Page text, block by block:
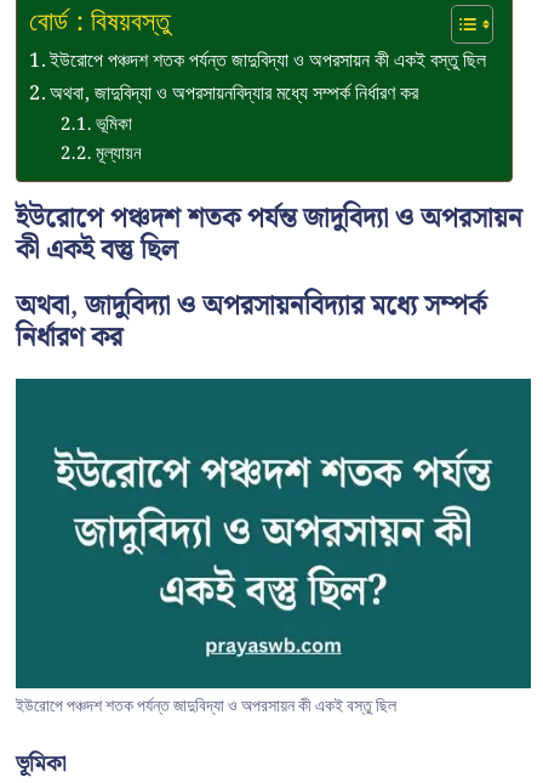
বোর্ড : বিষয়বস্তু
ইউরোপে পঞ্চদশ শতক পর্যন্ত জাদুবিদ্যা ও অপরসায়ন কী একই বস্তু ছিল
অথবা, জাদুবিদ্যা ও অপরসায়নবিদ্যার মধ্যে সম্পর্ক নির্ধারণ কর
ভূমিকা
মূল্যায়ন
ইউরোপে পঞ্চদশ শতক পর্যন্ত জাদুবিদ্যা ও অপরসায়ন
কী একই বস্তু ছিল
অথবা, জাদুবিদ্যা ও অপরসায়নবিদ্যার মধ্যে সম্পর্ক
নির্ধারণ কর
ইউরোপে পঞ্চদশ শতক পর্যন্ত জাদুবিদ্যা ও অপরসায়ন কী একই বস্তু ছিল
ভূমিকা